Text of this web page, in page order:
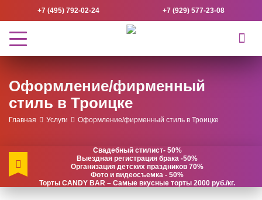
+7 (495) 792-02-24 +7 (929) 577-23-08
Оформление/фирменный
стиль в Троицке
Главная Услуги Оформление/фирменный стиль в Троицке
Свадебный стилист- 50%
Выездная регистрация брака -50%
Организация детских праздников 70%
Фото и видеосъемка - 50%
Торты CANDY BAR – Самые вкусные торты 2000 руб./кг.